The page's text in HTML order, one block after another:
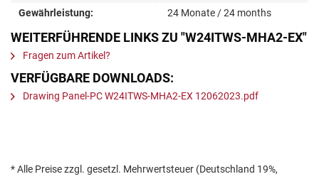
Gewährleistung:
24 Monate / 24 months
WEITERFÜHRENDE LINKS ZU "W24ITWS-MHA2-EX"
Fragen zum Artikel?
VERFÜGBARE DOWNLOADS:
Drawing Panel-PC W24ITWS-MHA2-EX 12062023.pdf
* Alle Preise zzgl. gesetzl. Mehrwertsteuer (Deutschland 19%,